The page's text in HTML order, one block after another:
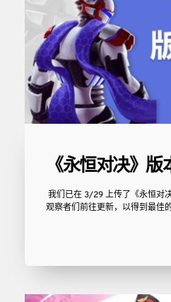
《永恒对决》
我们已在 3/29 上传了《永恒对
观察者们前往更新，以得到最佳